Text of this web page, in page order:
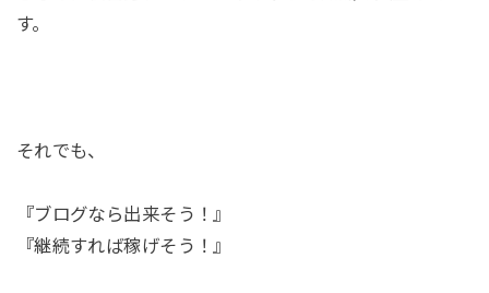
す。
それでも、
『ブログなら出来そう！』
『継続すれば稼げそう！』